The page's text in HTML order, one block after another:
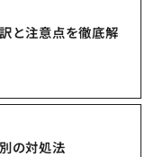
と注意点を徹底解
の対処法